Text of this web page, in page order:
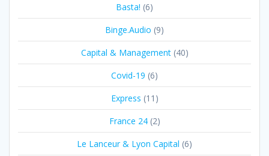
Basta! (6)
Binge.Audio (9)
Capital & Management(40)
Covid-19 (6)
Express (11)
France 24(2)
Le Lanceur & Lyon Capital (6)